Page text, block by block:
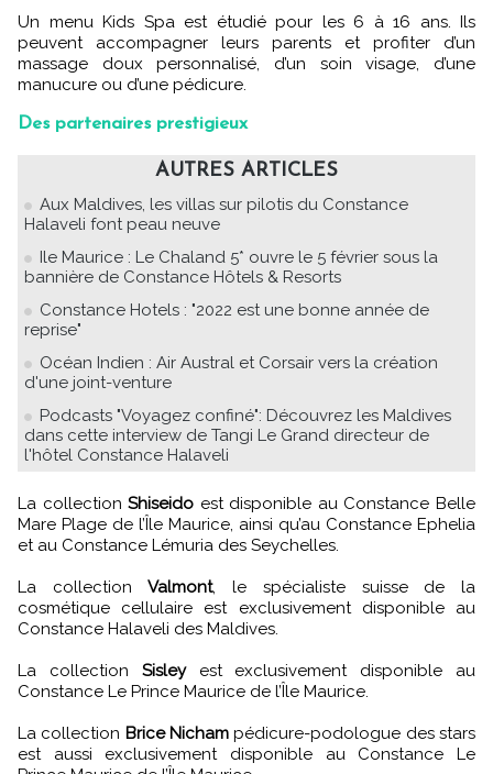
Un menu Kids Spa est étudié pour les 6 à 16 ans. Ils
peuvent accompagner leurs parents et profiter d’un
massage doux personnalisé, d’un soin visage, d’une
manucure ou d’une pédicure.
Des partenaires prestigieux
AUTRES ARTICLES
Aux Maldives, les villas sur pilotis du Constance
Halaveli font peau neuve
Ile Maurice : Le Chaland 5* ouvre le 5 février sous la
bannière de Constance Hôtels & Resorts
Constance Hotels : "2022 est une bonne année de
reprise"
Océan Indien : Air Austral et Corsair vers la création
d'une joint-venture
Podcasts "Voyagez confiné": Découvrez les Maldives
dans cette interview de Tangi Le Grand directeur de
l'hôtel Constance Halaveli
La collectionShiseido est disponible au Constance Belle
Mare Plage de l’Île Maurice, ainsi qu’au Constance Ephelia
et au Constance Lémuria des Seychelles.
La collectionValmont, le spécialiste suisse de la
cosmétique cellulaire est exclusivement disponible au
Constance Halaveli des Maldives.
La collection Sisleyest exclusivement disponible au
Constance Le Prince Maurice de l’Île Maurice.
La collection Brice Nicham pédicure-podologue des stars
est aussi exclusivement disponible au Constance Le